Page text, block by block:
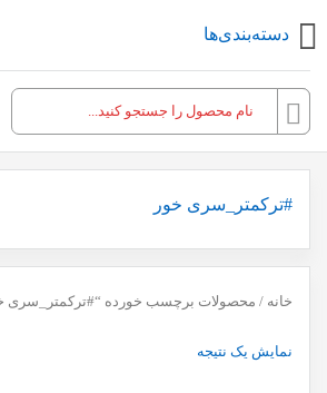
دسته‌بندی‌ها
#ترکمتر_سری خور
خانه / محصولات برچسب خورده “#ترکمتر_سری
نمایش یک نتیجه